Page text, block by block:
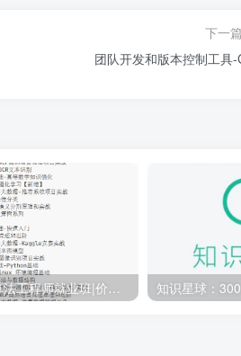
下一篇
团队开发和版本控制工具
百战-AI算法工程师就业班|价值18980元|冲击百万年薪|完结无秘